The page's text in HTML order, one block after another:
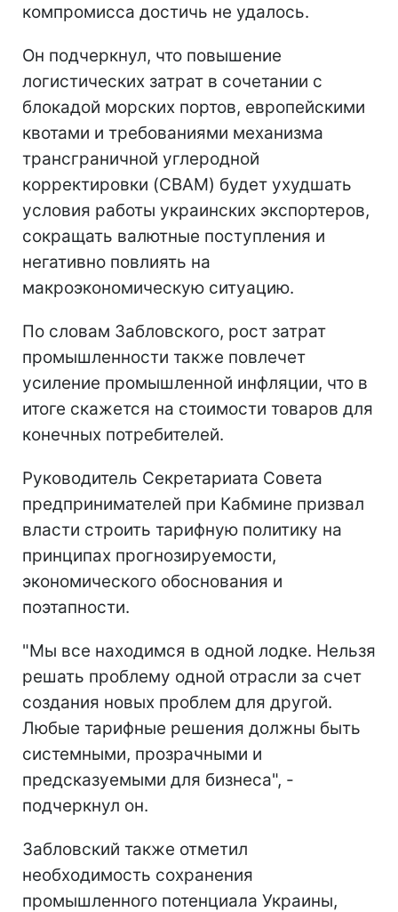
компромисса достичь не удалось.
Он подчеркнул, что повышение
логистических затрат в сочетании с
блокадой морских портов, европейскими
квотами и требованиями механизма
трансграничной углеродной
корректировки (CBAM) будет ухудшать
условия работы украинских экспортеров,
сокращать валютные поступления и
негативно повлиять на
макроэкономическую ситуацию.
По словам Забловского, рост затрат
промышленности также повлечет
усиление промышленной инфляции, что в
итоге скажется на стоимости товаров для
конечных потребителей.
Руководитель Секретариата Совета
предпринимателей при Кабмине призвал
власти строить тарифную политику на
принципах прогнозируемости,
экономического обоснования и
поэтапности.
"Мы все находимся в одной лодке. Нельзя
решать проблему одной отрасли за счет
создания новых проблем для другой.
Любые тарифные решения должны быть
системными, прозрачными и
предсказуемыми для бизнеса", -
подчеркнул он.
Забловский также отметил
необходимость сохранения
промышленного потенциала Украины,